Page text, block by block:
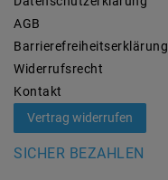
AGB
Barrierefreiheitserklärung
Widerrufs­recht
Kontakt
Vertrag widerrufen
SICHER BEZAHLEN